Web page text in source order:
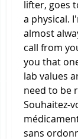
lifter, goes
a physical.
almost
call from
you that
lab values
need to be
Souhaitez-
sans